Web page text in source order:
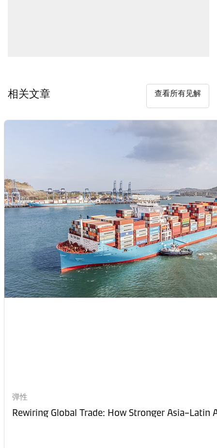
相关文章 查看所有见解
弹性
Rewiring Global Trade: How Stronger